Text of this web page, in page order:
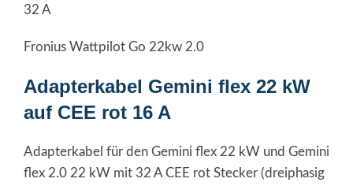
32 A
Fronius Wattpilot Go 22kw 2.0
Adapterkabel Gemini flex 22 kW
auf CEE rot 16 A
Adapterkabel für den Gemini flex 22 kW und Gemini
flex 2.0 22 kW mit 32 A CEE rot Stecker (dreiphasig